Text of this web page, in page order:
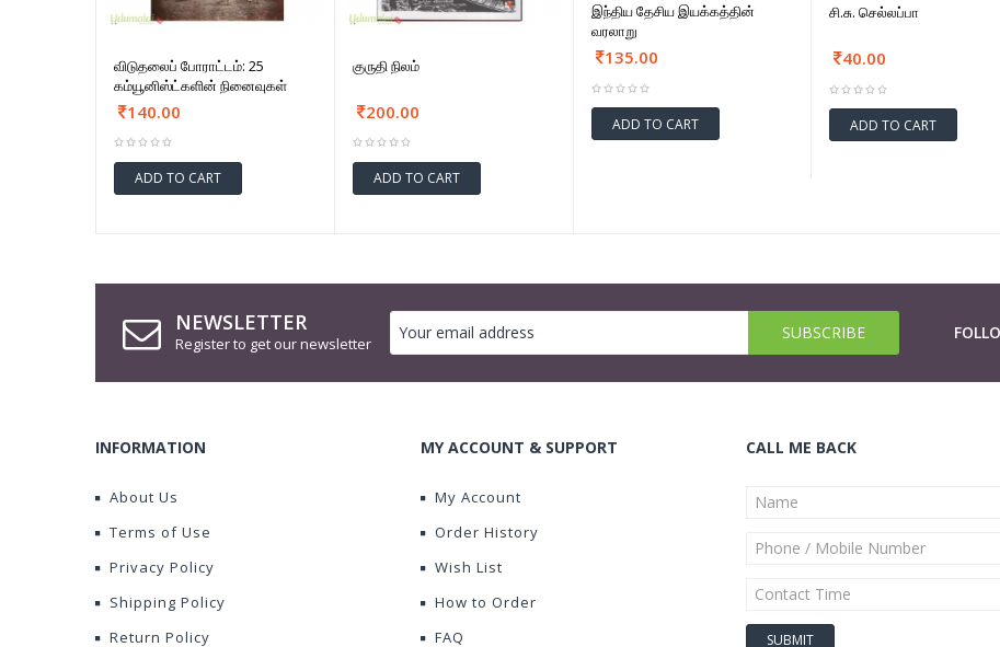
விடுதலைப் போராட்டம்: 25
கம்யூனிஸ்ட்களின் நினைவுகள்
140.00
ADD TO CART
குருதி நிலம்
200.00
ADD TO CART
இந்திய தேசிய இயக்கத்தின்
வரலாறு
135.00
ADD TO CART
சி.சு. செல்லப்பா
40.00
ADD TO CART
NEWSLETTER
Register to get our newsletter
INFORMATION
About Us
Terms of Use
Privacy Policy
Shipping Policy
Return Policy
MY ACCOUNT & SUPPORT
My Account
Order History
Wish List
How to Order
FAQ
CALL ME BACK